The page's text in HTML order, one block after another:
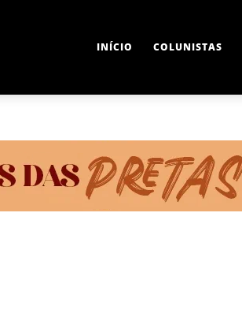
INÍCIO COLUNISTAS